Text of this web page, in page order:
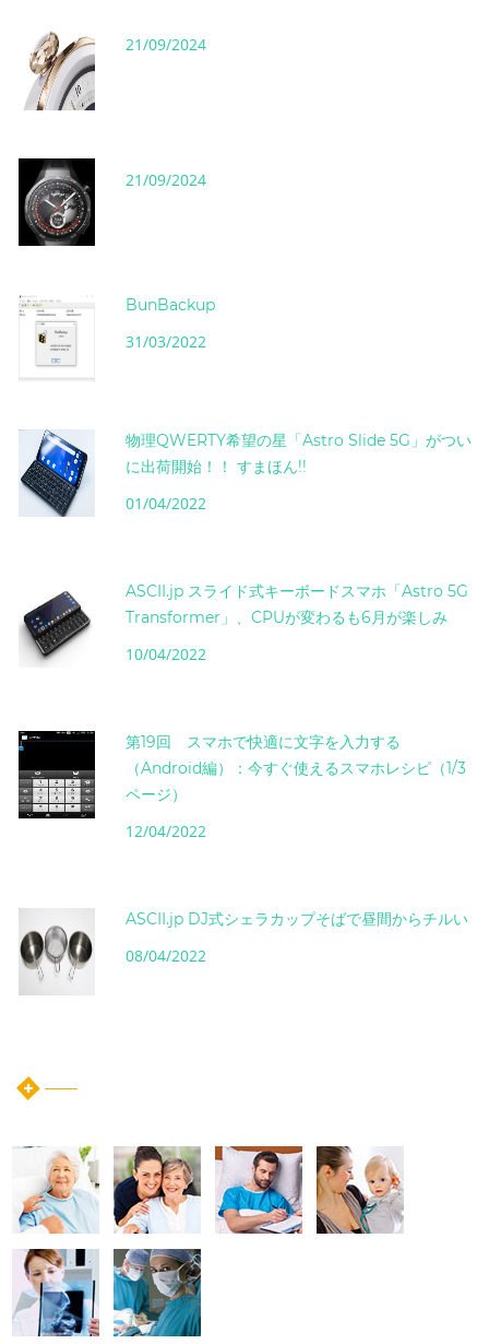
21/09/2024
21/09/2024
BunBackup
31/03/2022
物理QWERTY希望の星「Astro Slide 5G」がつい
に出荷開始！！ すまほん!!
01/04/2022
ASCII.jp スライド式キーボードスマホ「Astro 5G
Transformer」、CPUが変わるも6月が楽しみ
10/04/2022
第19回 スマホで快適に文字を入力する
（Android編）：今すぐ使えるスマホレシピ（1/3
ページ）
12/04/2022
ASCII.jp DJ式シェラカップそばで昼間からチルい
08/04/2022